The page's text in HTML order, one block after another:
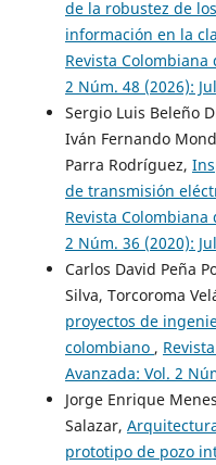
de la robustez de
información en la
Revista Colombiana
2 Núm. 48 (2026):
Sergio Luis Beleño
Iván Fernando
Parra Rodríguez,
de transmisión
Revista Colombiana
2 Núm. 36 (2020):
Carlos David Peña
Silva, Torcoroma
proyectos de
colombiano ,
Avanzada: Vol. 2
Jorge Enrique
Salazar,
prototipo de pozo